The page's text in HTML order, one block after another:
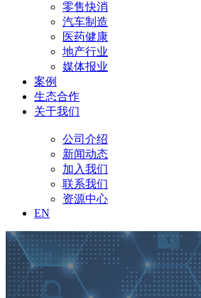
零售快消
汽车制造
医药健康
地产行业
媒体报业
案例
生态合作
关于我们
公司介绍
新闻动态
加入我们
联系我们
资源中心
EN